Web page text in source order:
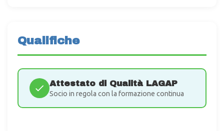
Qualifiche
Attestato di Qualità LAGAP
Socio in regola con la formazione continua